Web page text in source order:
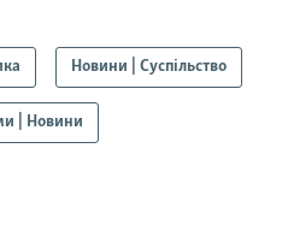
Новини | Суспільство
| Новини